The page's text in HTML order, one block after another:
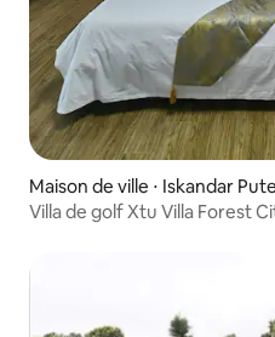
Maison de ville ⋅ Iskandar
Villa de golf Xtu Villa Forest